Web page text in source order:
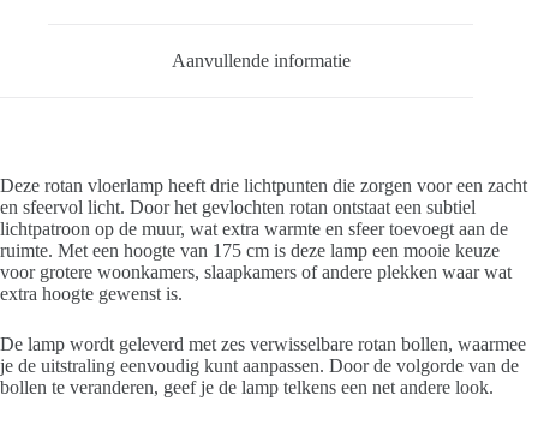
Aanvullende informatie
Deze rotan vloerlamp heeft drie lichtpunten die zorgen voor een zacht
en sfeervol licht. Door het gevlochten rotan ontstaat een subtiel
lichtpatroon op de muur, wat extra warmte en sfeer toevoegt aan de
ruimte. Met een hoogte van 175 cm is deze lamp een mooie keuze
voor grotere woonkamers, slaapkamers of andere plekken waar wat
extra hoogte gewenst is.
De lamp wordt geleverd met zes verwisselbare rotan bollen, waarmee
je de uitstraling eenvoudig kunt aanpassen. Door de volgorde van de
bollen te veranderen, geef je de lamp telkens een net andere look.